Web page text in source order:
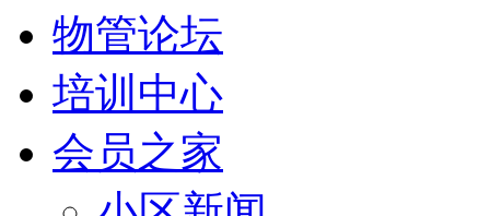
物管论坛
培训中心
会员之家